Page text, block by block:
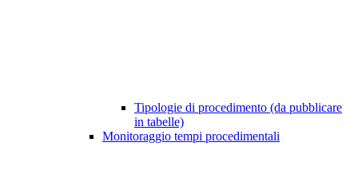
Tipologie di procedimento (da pubblicare
in tabelle)
Monitoraggio tempi procedimentali